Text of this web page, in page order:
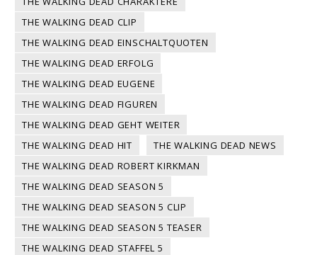
THE WALKING DEAD CLIP
THE WALKING DEAD EINSCHALTQUOTEN
THE WALKING DEAD ERFOLG
THE WALKING DEAD EUGENE
THE WALKING DEAD FIGUREN
THE WALKING DEAD GEHT WEITER
THE WALKING DEAD HIT
THE WALKING DEAD NEWS
THE WALKING DEAD ROBERT KIRKMAN
THE WALKING DEAD SEASON 5
THE WALKING DEAD SEASON 5 CLIP
THE WALKING DEAD SEASON 5 TEASER
THE WALKING DEAD STAFFEL 5